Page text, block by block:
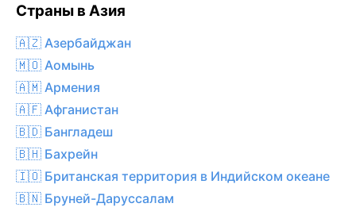
Страны в Азия
🇦🇿 Азербайджан
🇲🇴 Аомынь
🇦🇲 Армения
🇦🇫 Афганистан
🇧🇩 Бангладеш
🇧🇭 Бахрейн
🇮🇴 Британская территория в Индийском океане
🇧🇳 Бруней-Даруссалам